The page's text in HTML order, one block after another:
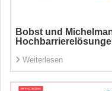
Bobst und
Weiterlesen